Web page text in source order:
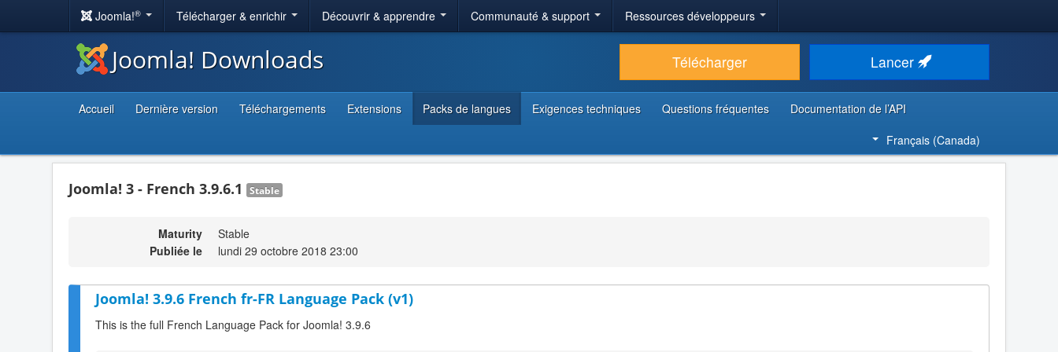
Joomla!® Télécharger & enrichir Découvrir & apprendre Communauté & support Ressources développeurs
Joomla! Downloads Télécharger Lancer
Accueil Dernière version Téléchargements Extensions Packs de langues Exigences techniques Questions fréquentes
Documentation de l’API
Français (Canada)
Joomla! 3 - French 3.9.6.1 Stable
Maturity
Stable
Publiée le
lundi 29 octobre 2018 23:00
Joomla! 3.9.6 French fr-FR Language Pack (v1)
This is the full French Language Pack for Joomla! 3.9.6